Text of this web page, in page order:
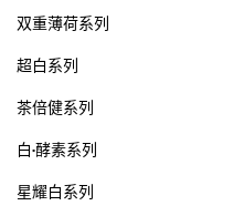
双重薄荷系列
超白系列
茶倍健系列
白·酵素系列
星耀白系列